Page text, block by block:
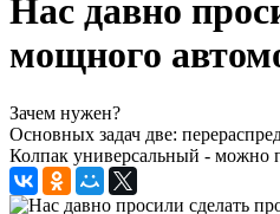
Нас давно
мощного
Зачем нужен?
Основных задач две:
Колпак универсальный - можно